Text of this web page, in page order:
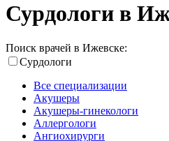
Сурдологи в
Поиск врачей в Ижевске:
Сурдологи
Все специализации
Акушеры
Акушеры-гинекологи
Аллергологи
Ангиохирурги